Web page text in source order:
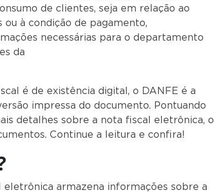
de clientes, seja em relação ao
à condição de pagamento,
necessárias para o departamento
da
é de existência digital, o DANFE é a
impressa do documento. Pontuando
detalhes sobre a nota fiscal eletrônica, o
Continue a leitura e confira!
armazena informações sobre a